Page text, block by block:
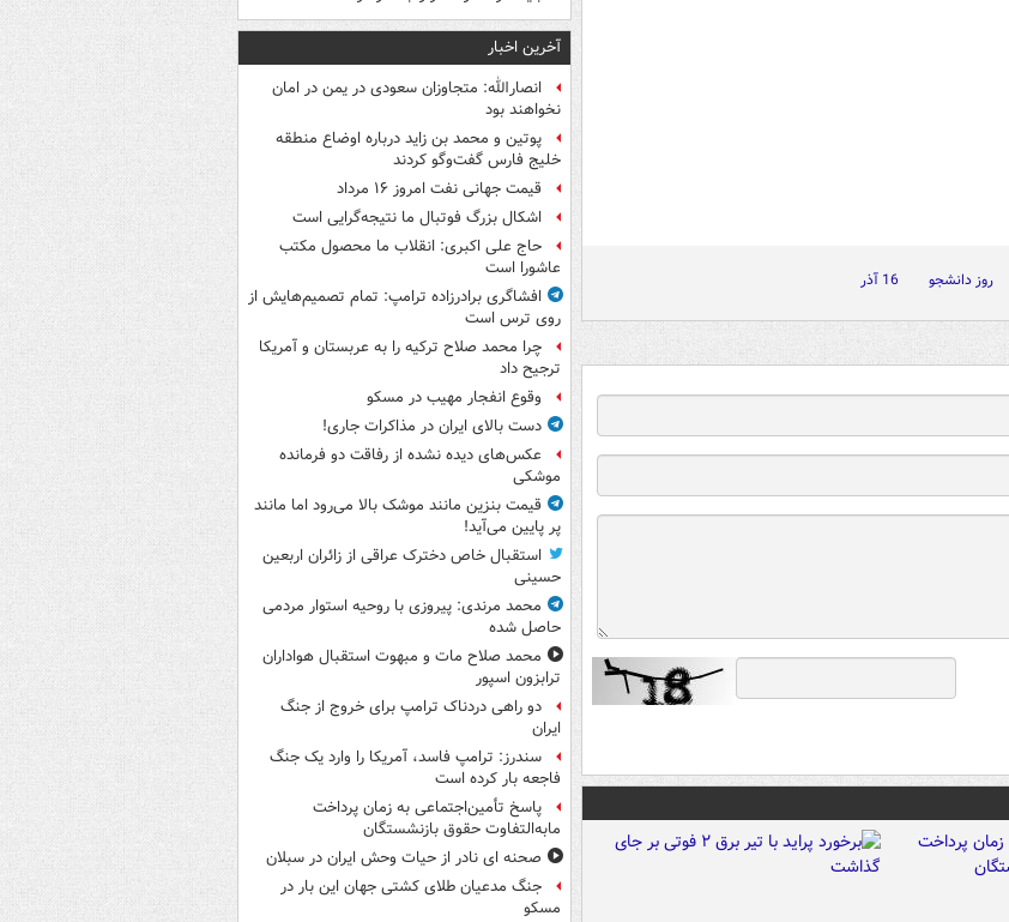
روز دانشجو 16 آذر
آخرین اخبار
انصارالله: متجاوزان سعودی در یمن در امان
نخواهند بود
پوتین و محمد بن زاید درباره اوضاع منطقه
خلیج فارس گفت‌وگو کردند
قیمت جهانی نفت امروز ۱۶ مرداد
اشکال بزرگ فوتبال ما نتیجه‌گرایی است
حاج علی اکبری: انقلاب ما محصول مکتب
عاشورا است
افشاگری برادرزاده ترامپ: تمام تصمیم‌هایش از
روی ترس است
چرا محمد صلاح ترکیه را به عربستان و آمریکا
ترجیح داد
وقوع انفجار مهیب در مسکو
دست بالای ایران در مذاکرات جاری!
عکس‌های دیده نشده از رفاقت دو فرمانده‌
موشکی
قیمت بنزین مانند موشک بالا می‌رود اما مانند
پر پایین می‌آید!
استقبال خاص دخترک عراقی از زائران اربعین
حسینی
محمد مرندی: پیروزی با روحیه استوار مردمی
حاصل شده
محمد صلاح مات و مبهوت استقبال هواداران
ترابزون اسپور
دو راهی دردناک ترامپ برای خروج از جنگ
ایران
سندرز: ترامپ فاسد، آمریکا را وارد یک جنگ
فاجعه بار کرده است
پاسخ تأمین‌اجتماعی به زمان پرداخت
مابه‌التفاوت حقوق بازنشستگان
صحنه ای نادر از حیات وحش ایران در سبلان
جنگ مدعیان طلای کشتی جهان این بار در
مسکو